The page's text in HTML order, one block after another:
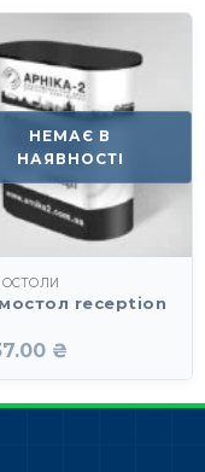
НЕМАЄ В
НАЯВНОСТІ
reception
₴